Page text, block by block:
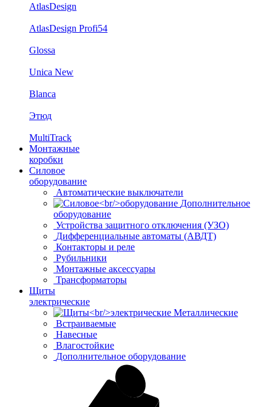
AtlasDesign
AtlasDesign Profi54
Glossa
Unica New
Blanca
Этюд
MultiTrack
Монтажные
коробки
Силовое
оборудование
Автоматические выключатели
Дополнительное
оборудование
Устройства защитного отключения (УЗО)
Дифференциальные автоматы (АВДТ)
Контакторы и реле
Рубильники
Монтажные аксессуары
Трансформаторы
Щиты
электрические
Металлические
Встраиваемые
Навесные
Влагостойкие
Дополнительное оборудование